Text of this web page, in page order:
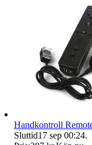
Handkontroll
Sluttid17 sep 00:24.